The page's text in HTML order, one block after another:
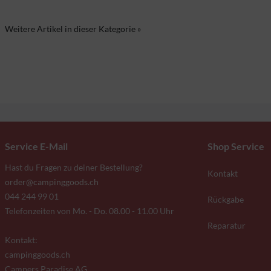
Weitere Artikel in dieser Kategorie »
Service E-Mail
Hast du Fragen zu deiner Bestellung?
order@campinggoods.ch
044 244 99 01
Telefonzeiten von Mo. - Do. 08.00 - 11.00 Uhr
Kontakt:
campinggoods.ch
Campers Paradise AG
Shop Service
Kontakt
Rückgabe
Reparatur